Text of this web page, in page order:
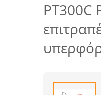
PT300C